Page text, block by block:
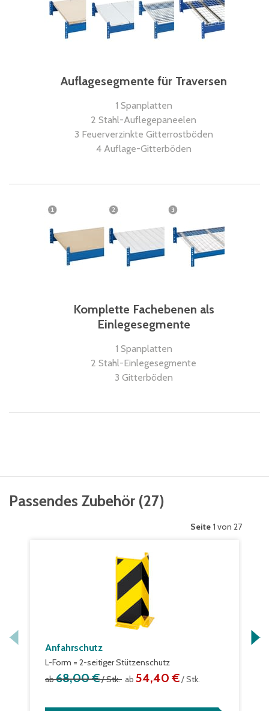
Auflagesegmente für Traversen
1 Spanplatten
2 Stahl-Auflegepaneelen
3 Feuerverzinkte Gitterrostböden
4 Auflage-Gitterböden
Komplette Fachebenen als
Einlegesegmente
1 Spanplatten
2 Stahl-Einlegesegmente
3 Gitterböden
Passendes Zubehör (27)
Seite 1 von 27
Anfahrschutz
L-Form = 2-seitiger Stützenschutz
ab68,00 €/ Stk. ab 54,40 €/ Stk.